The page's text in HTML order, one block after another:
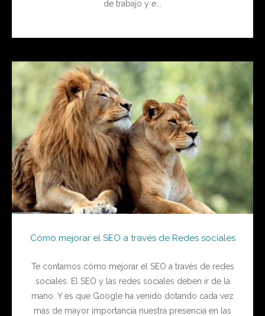
de trabajo y e...
Cómo mejorar el SEO a través de Redes sociales
Te contamos cómo mejorar el SEO a través de redes
sociales. El SEO y las redes sociales deben ir de la
mano. Y es que Google ha venido dotando cada vez
más de mayor importancia nuestra presencia en las